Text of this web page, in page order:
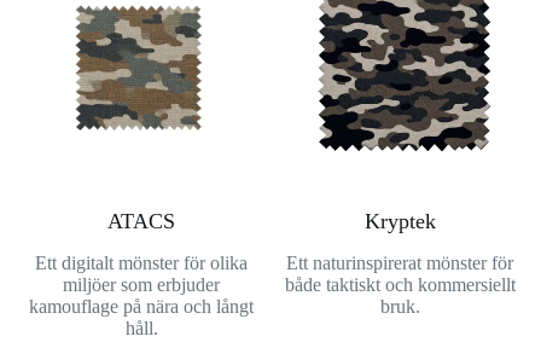
ATACS
Ett digitalt mönster för olika
miljöer som erbjuder
kamouflage på nära och långt
håll.
Kryptek
Ett naturinspirerat mönster för
både taktiskt och kommersiellt
bruk.